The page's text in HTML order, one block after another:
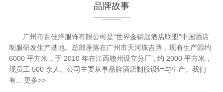
品牌故事
广州市百佳洋服饰有限公司是“世界金钥匙酒店联盟”中国酒店
制服研发生产基地。总部座落在广州市天河珠吉路，现有生产园约
6000 平方米，于 2010 年在江西赣州设立分厂 , 约 2000 平方米，
现员工 500 余人。公司主要从事品牌酒店制服设计与生产。我们
有... 更多>>